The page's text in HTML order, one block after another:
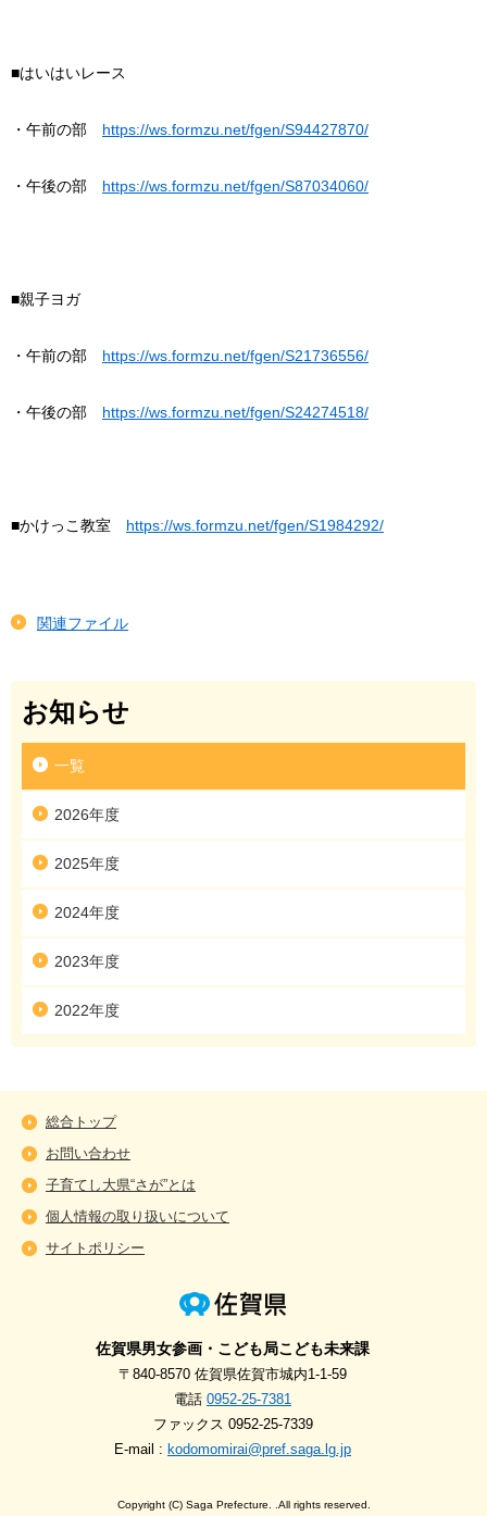
■はいはいレース
・午前の部 https://ws.formzu.net/fgen/S94427870/
・午後の部 https://ws.formzu.net/fgen/S87034060/
■親子ヨガ
・午前の部 https://ws.formzu.net/fgen/S21736556/
・午後の部 https://ws.formzu.net/fgen/S24274518/
■かけっこ教室 https://ws.formzu.net/fgen/S1984292/
関連ファイル
お知らせ
一覧
2026年度
2025年度
2024年度
2023年度
2022年度
総合トップ
お問い合わせ
子育てし大県“さが”とは
個人情報の取り扱いについて
サイトポリシー
佐賀県男女参画・こども局こども未来課
〒840-8570 佐賀県佐賀市城内1-1-59
電話 0952-25-7381
ファックス 0952-25-7339
E-mail : kodomomirai@pref.saga.lg.jp
Copyright (C) Saga Prefecture. .All rights reserved.